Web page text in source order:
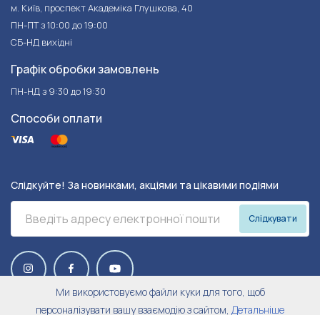
м. Київ, проспект Академіка Глушкова, 40
ПН-ПТ з 10:00 до 19:00
СБ-НД вихідні
Графік обробки замовлень
ПН-НД з 9:30 до 19:30
Способи оплати
Слідкуйте! За новинками, акціями та цікавими подіями
Слідкувати
Ми використовуємо файли куки для того, щоб
персоналізувати вашу взаємодію з сайтом, Детальніше